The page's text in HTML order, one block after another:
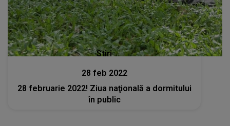
Stiri
28 feb 2022
28 februarie 2022! Ziua naţională a dormitului
în public